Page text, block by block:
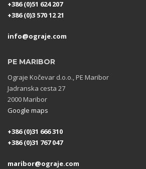
+386 (0)51 624 207
+386 (0)3 570 12 21
info@ograje.com
PE MARIBOR
Ograje Kočevar d.o.o., PE Maribor
Jadranska cesta 27
2000 Maribor
Google maps
+386 (0)31 666 310
+386 (0)31 767 047
maribor@ograje.com